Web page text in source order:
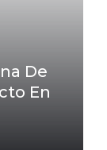
De
En